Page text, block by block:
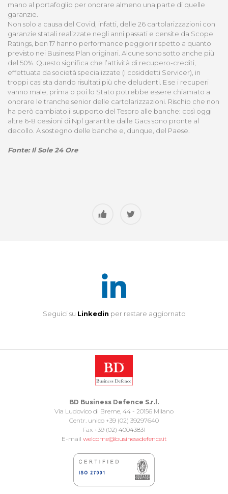
mano al portafoglio per onorare almeno una parte di quelle
garanzie.
Non solo a causa del Covid, infatti, delle 26 cartolarizzazioni con
garanzie statali realizzate negli anni passati e censite da Scope
Ratings, ben 17 hanno performance peggiori rispetto a quanto
previsto nei Business Plan originari. Alcune sono sotto anche più
del 50%. Questo significa che l’attività di recupero-crediti,
effettuata da società specializzate (i cosiddetti Servicer), in
troppi casi sta dando risultati più che deludenti. E se i recuperi
vanno male, prima o poi lo Stato potrebbe essere chiamato a
onorare le tranche senior delle cartolarizzazioni. Rischio che non
ha però cambiato il supporto del Tesoro alle banche: così oggi
altre 6-8 cessioni di Npl garantite dalle Gacs sono pronte al
decollo. A sostegno delle banche e, dunque, del Paese.
Fonte: Il Sole 24 Ore
Seguici su Linkedin per restare aggiornato
BD Business Defence S.r.l.
Via Ludovico di Breme, 44 - 20156 Milano
Centr. unico +39 (02) 39297640
Fax +39 (02) 40043831
E-mail welcome@businessdefence.it